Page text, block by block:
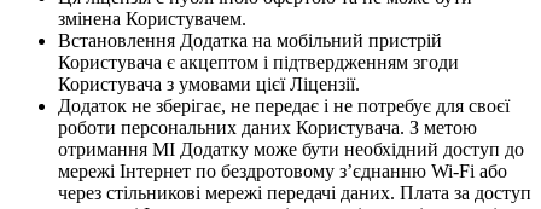
змінена Користувачем.
Встановлення Додатка на мобільний пристрій
Користувача є акцептом і підтвердженням згоди
Користувача з умовами цієї Ліцензії.
Додаток не зберігає, не передає і не потребує для своєї
роботи персональних даних Користувача. З метою
отримання МІ Додатку може бути необхідний доступ до
мережі Інтернет по бездротовому з’єднанню Wi-Fi або
через стільникові мережі передачі даних. Плата за доступ